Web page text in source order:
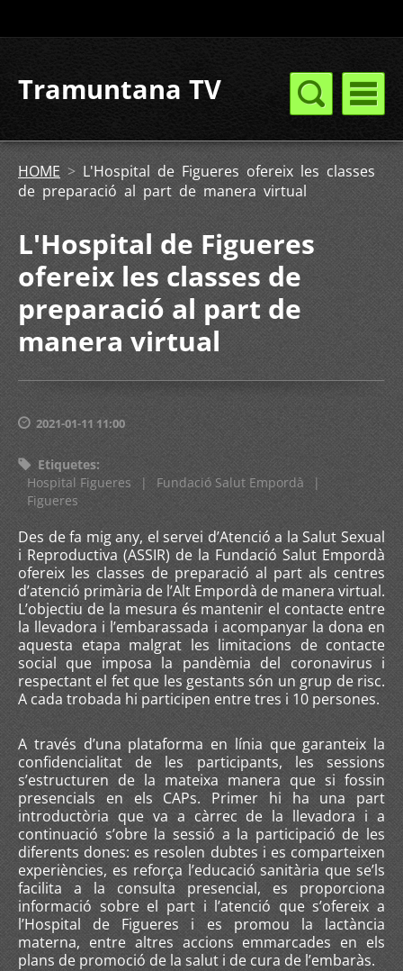
Tramuntana TV
HOME > L'Hospital de Figueres ofereix les classes
de preparació al part de manera virtual
L'Hospital de Figueres
ofereix les classes de
preparació al part de
manera virtual
2021-01-11 11:00
Etiquetes:
Hospital Figueres
| Fundació Salut Empordà |
Figueres
Des de fa mig any, el servei d’Atenció a la Salut Sexual
i Reproductiva (ASSIR) de la Fundació Salut Empordà
ofereix les classes de preparació al part als centres
d’atenció primària de l’Alt Empordà de manera virtual.
L’objectiu de la mesura és mantenir el contacte entre
la llevadora i l’embarassada i acompanyar la dona en
aquesta etapa malgrat les limitacions de contacte
social que imposa la pandèmia del coronavirus i
respectant el fet que les gestants són un grup de risc.
A cada trobada hi participen entre tres i 10 persones.
A través d’una plataforma en línia que garanteix la
confidencialitat de les participants, les sessions
s’estructuren de la mateixa manera que si fossin
presencials en els CAPs. Primer hi ha una part
introductòria que va a càrrec de la llevadora i a
continuació s’obre la sessió a la participació de les
diferents dones: es resolen dubtes i es comparteixen
experiències, es reforça l’educació sanitària que se’ls
facilita a la consulta presencial, es proporciona
informació sobre el part i l’atenció que s’ofereix a
l’Hospital de Figueres i es promou la lactància
materna, entre altres accions emmarcades en els
plans de promoció de la salut i de cura de l’embaràs.